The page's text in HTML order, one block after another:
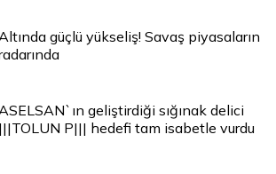
güçlü yükseliş! Savaş piyasaların
geliştirdiği sığınak delici
|||TOLUN P||| hedefi tam isabetle vurdu